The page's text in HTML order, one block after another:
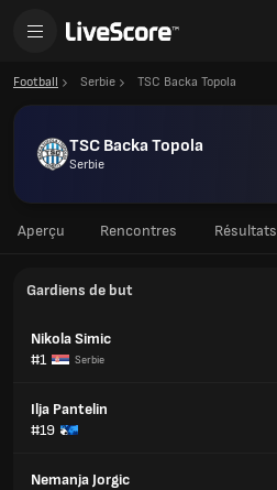
Football Serbie TSC Backa Topola
TSC Backa Topola
Serbie
Aperçu Rencontres Résultats
Gardiens de but
Nikola Simic
#1
Serbie
Ilja Pantelin
#19
Nemanja Jorgic